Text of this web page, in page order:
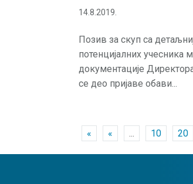
14.8.2019.
Позив за скуп са
потенцијалних
документације
се део пријаве обави...
« « ... 10 20